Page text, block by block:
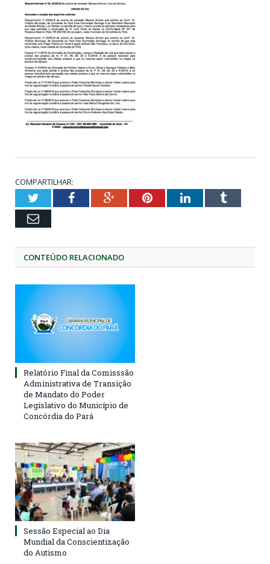
COMPARTILHAR:
TwitterFacebookGoogle+PinterestLinkedInTumblr
Email
CONTEÚDO RELACIONADO
Relatório Final da Comisssão
Administrativa de Transição
de Mandato do Poder
Legislativo do Município de
Concórdia do Pará
Sessão Especial ao Dia
Mundial da Conscientização
do Autismo